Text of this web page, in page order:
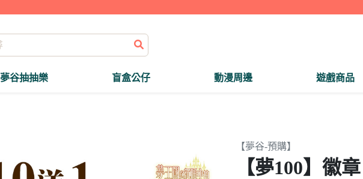
夢谷抽抽樂 盲盒公仔 動漫周邊 遊戲商品
【夢谷-預購】
【夢100】徽